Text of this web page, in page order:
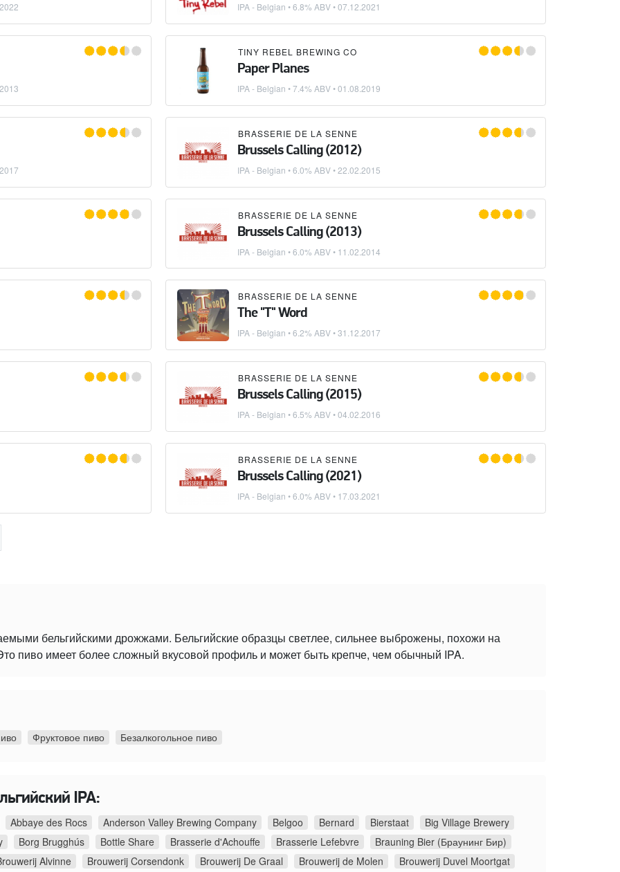
IPA - Belgian • 6.8% ABV •07.12.2021
TINY REBEL BREWING CO
Paper Planes
IPA - Belgian • 7.4% ABV •01.08.2019
BRASSERIE DE LA SENNE
Brussels Calling (2012)
IPA - Belgian • 6.0% ABV •22.02.2015
BRASSERIE DE LA SENNE
Brussels Calling (2013)
IPA - Belgian • 6.0% ABV • 11.02.2014
BRASSERIE DE LA SENNE
The "T" Word
IPA - Belgian • 6.2% ABV •31.12.2017
BRASSERIE DE LA SENNE
Brussels Calling (2015)
IPA - Belgian • 6.5% ABV •04.02.2016
BRASSERIE DE LA SENNE
Brussels Calling (2021)
IPA - Belgian • 6.0% ABV • 17.03.2021
бельгийскими дрожжами. Бельгийские образцы светлее, сильнее выброжены, похожи на
пиво имеет более сложный вкусовой профиль и может быть крепче, чем обычный IPA.
Фруктовое пиво Безалкогольное пиво
IPA:
Abbaye des Rocs Anderson Valley Brewing Company Belgoo Bernard Bierstaat
Big Village Brewery
Borg Brugghús Bottle Share Brasserie d'Achouffe Brasserie Lefebvre
Brauning Bier (Браунинг Бир)
Alvinne Brouwerij Corsendonk Brouwerij De Graal Brouwerij de Molen
Brouwerij Duvel Moortgat